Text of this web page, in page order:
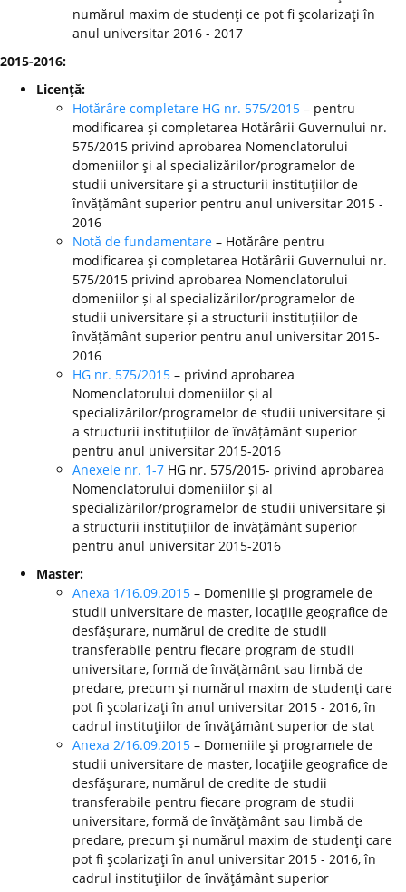
numărul maxim de studenţi ce pot fi şcolarizaţi în
anul universitar 2016 - 2017
2015-2016:
Licenţă:
Hotărâre completare HG nr. 575/2015 – pentru
modificarea şi completarea Hotărârii Guvernului nr.
575/2015 privind aprobarea Nomenclatorului
domeniilor şi al specializărilor/programelor de
studii universitare şi a structurii instituţiilor de
învăţământ superior pentru anul universitar 2015 -
2016
Notă de fundamentare – Hotărâre pentru
modificarea şi completarea Hotărârii Guvernului nr.
575/2015 privind aprobarea Nomenclatorului
domeniilor și al specializărilor/programelor de
studii universitare și a structurii instituțiilor de
învățământ superior pentru anul universitar 2015-
2016
HG nr. 575/2015 – privind aprobarea
Nomenclatorului domeniilor și al
specializărilor/programelor de studii universitare și
a structurii instituțiilor de învățământ superior
pentru anul universitar 2015-2016
Anexele nr. 1-7 HG nr. 575/2015- privind aprobarea
Nomenclatorului domeniilor și al
specializărilor/programelor de studii universitare și
a structurii instituțiilor de învățământ superior
pentru anul universitar 2015-2016
Master:
Anexa 1/16.09.2015 – Domeniile şi programele de
studii universitare de master, locaţiile geografice de
desfăşurare, numărul de credite de studii
transferabile pentru fiecare program de studii
universitare, formă de învăţământ sau limbă de
predare, precum şi numărul maxim de studenţi care
pot fi şcolarizaţi în anul universitar 2015 - 2016, în
cadrul instituţiilor de învăţământ superior de stat
Anexa 2/16.09.2015 – Domeniile şi programele de
studii universitare de master, locaţiile geografice de
desfăşurare, numărul de credite de studii
transferabile pentru fiecare program de studii
universitare, formă de învăţământ sau limbă de
predare, precum şi numărul maxim de studenţi care
pot fi şcolarizaţi în anul universitar 2015 - 2016, în
cadrul instituţiilor de învăţământ superior